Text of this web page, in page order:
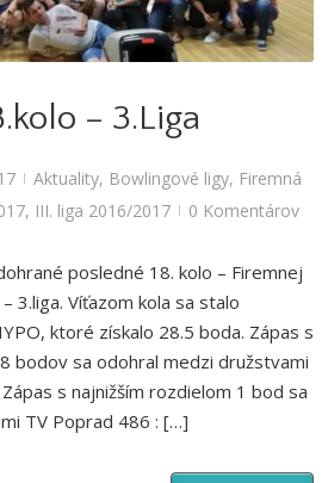
,Firemná liga,Firemná liga 2016-2017, III. liga
2016/2017
– 3.Liga
| Aktuality, Bowlingové ligy, Firemná
, III. liga 2016/2017 | 0 Komentárov
posledné 18. kolo – Firemnej
3.liga. Víťazom kola sa stalo
ktoré získalo 28.5 boda. Zápas s
bodov sa odohral medzi družstvami
s najnižším rozdielom 1 bod sa
TV Poprad 486 : […]